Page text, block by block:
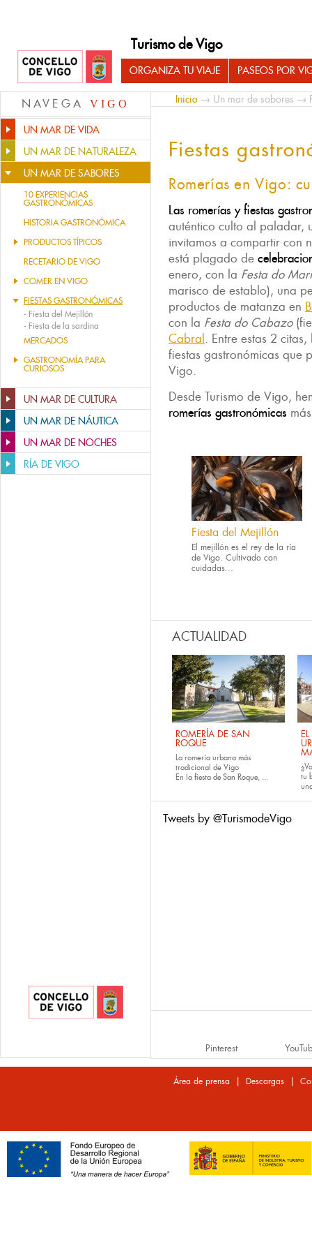
Turismo de Vigo
ORGANIZA TU VIAJE PASEOS POR
NAVEGA VIGO
UN MAR DE VIDA
UN MAR DE NATURALEZA
UN MAR DE SABORES
10 EXPERIENCIAS
GASTRONÓMICAS
HISTORIA GASTRONÓMICA
PRODUCTOS TÍPICOS
RECETARIO DE VIGO
COMER EN VIGO
FIESTAS GASTRONÓMICAS
- Fiesta del Mejillón
- Fiesta de la sardina
MERCADOS
GASTRONOMÍA PARA
CURIOSOS
UN MAR DE CULTURA
UN MAR DE NÁUTICA
UN MAR DE NOCHES
RÍA DE VIGO
Inicio → Un mar de sabores →
Fiestas
Romerías en Vigo:
Las romerías y fiestas
auténtico culto al paladar,
invitamos a compartir con
está plagado de
enero, con la Festa do
marisco de establo), una
productos de matanza en
con la Festa do Cabazo
Cabral . Entre estas 2
fiestas gastronómicas que
Vigo.
Desde Turismo de Vigo,
romerías gastronómicas
Fiesta del Mejillón
El mejillón es el rey de la ría
de Vigo. Cultivado con
cuidadas...
ACTUALIDAD
ROMERÍA DE SAN
ROQUE
La romería urbana más
tradicional de Vigo
En la fiesta de San Roque, ...
tu
Tweets by @TurismodeVigo
Pinterest
Área de prensa | Descargas|